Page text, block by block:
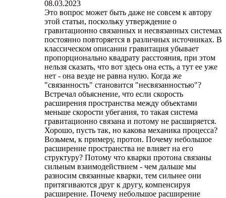
08.03.2023
Это вопрос может быть даже не совсем к автору
этой статьи, поскольку утверждение о
гравитационно связанных и несвязанных системах
постоянно повторяется в различных источниках. В
классическом описании гравитация убывает
пропорционально квадрату расстояния, при этом
нельзя сказать, что вот здесь она есть, а тут ее уже
нет - она везде не равна нулю. Когда же
"связанность" становится "несвязанностью"?
Встречал объяснение, что если скорость
расширения пространства между объектами
меньше скорости убегания, то такая система
гравитационно связана и потому не расширяется.
Хорошо, пусть так, но какова механика процесса?
Возьмем, к примеру, протон. Почему небольшое
расширение пространства не влияет на его
структуру? Потому что кварки протона связаны
сильным взаимодействием - чем дальше мы
разносим связанные кварки, тем сильнее они
притягиваются друг к другу, компенсируя
расширение. Почему небольшое расширение